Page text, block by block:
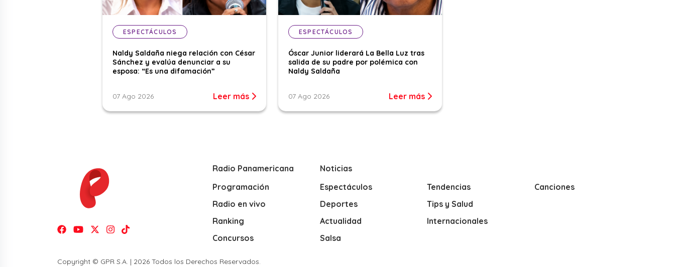
ESPECTÁCULOS
Naldy Saldaña niega relación con César
Sánchez y evalúa denunciar a su
esposa: “Es una difamación”
07 Ago 2026 Leer más
ESPECTÁCULOS
Óscar Junior liderará La Bella Luz tras
salida de su padre por polémica con
Naldy Saldaña
07 Ago 2026 Leer más
Radio Panamericana
Programación
Radio en vivo
Ranking
Concursos
Noticias
Espectáculos
Deportes
Actualidad
Salsa
Tendencias
Tips y Salud
Internacionales
Canciones
Copyright © GPR S.A. | 2026 Todos los Derechos Reservados.